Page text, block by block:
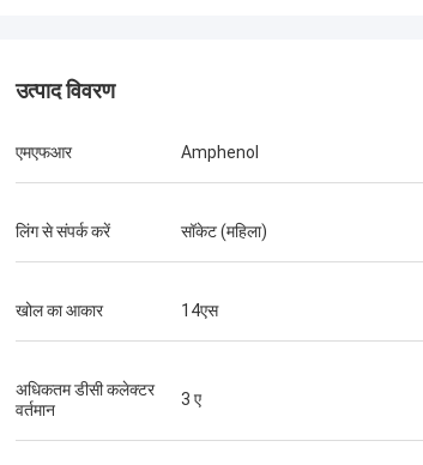
1सबसे अच्छी सेवा, सबसे अच्छी कीमत 2आशा है कि हम
भविष्य में एक साथ अधिक व्यापार कर सकते हैं। 3चूंकि
बीच Xixian फॉरवर्ड के बारे में अच्छा शब्द फैलाऊंगा।
उत्पाद विवरण
एमएफआर Amphenol
लिंग से संपर्क करें सॉकेट (महिला)
खोल का आकार 14एस
अधिकतम डीसी कलेक्टर
वर्तमान
3 ए